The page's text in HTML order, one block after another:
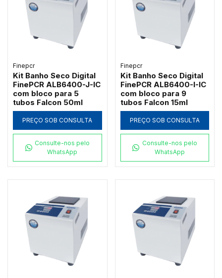
Finepcr
Kit Banho Seco Digital
FinePCR ALB6400-J-IC
com bloco para 5
tubos Falcon 50ml
PREÇO SOB CONSULTA
Consulte-nos pelo
WhatsApp
Finepcr
Kit Banho Seco Digital
FinePCR ALB6400-I-IC
com bloco para 9
tubos Falcon 15ml
PREÇO SOB CONSULTA
Consulte-nos pelo
WhatsApp